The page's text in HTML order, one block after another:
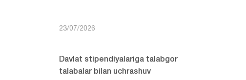
23/07/2026
Davlat stipendiyalariga talabgor
talabalar bilan uchrashuv